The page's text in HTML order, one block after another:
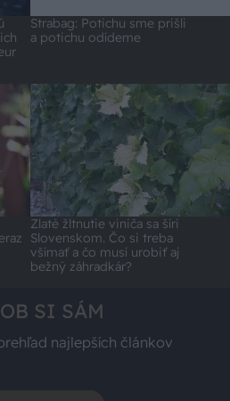
Strabag: Potichu sme prišli
a potichu odídeme
Zlaté žltnutie viniča sa šíri
Slovenskom. Čo si treba
všímať a čo musí urobiť aj
bežný záhradkár?
SI SÁM
najlepších článkov